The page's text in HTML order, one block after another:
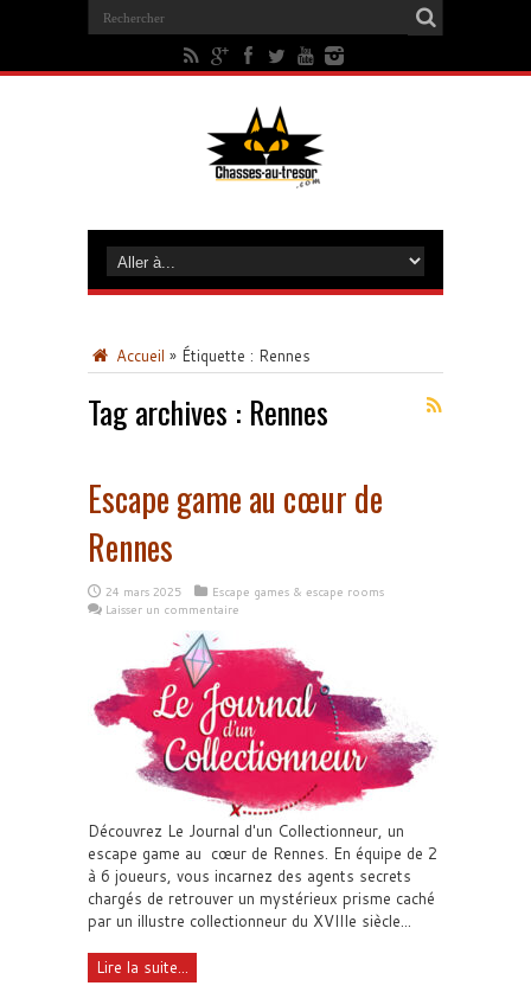
Accueil » Étiquette : Rennes
Tag archives : Rennes
Escape game au cœur de
Rennes
24 mars 2025
Escape games & escape rooms
Laisser un commentaire
Découvrez Le Journal d'un Collectionneur, un
escape game au cœur de Rennes. En équipe de 2
à 6 joueurs, vous incarnez des agents secrets
chargés de retrouver un mystérieux prisme caché
par un illustre collectionneur du XVIIIe siècle...
Lire la suite...